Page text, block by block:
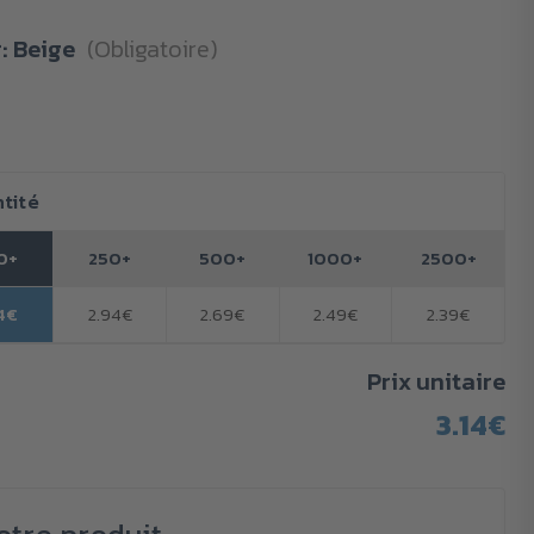
Beige (Obligatoire)
250+
2.94€
500+
2.69€
1000+
2.49€
2500+
2.39€
Prix unitaire
3.14€